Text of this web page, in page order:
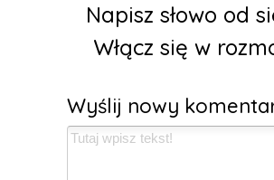
Napisz słowo od
Włącz się w
Wyślij nowy